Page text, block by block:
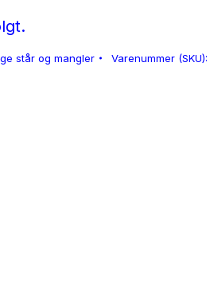
står og mangler Varenummer (SKU):